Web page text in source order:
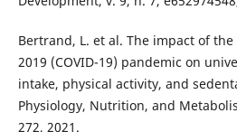
Bertrand, L. et al. The impact of
2019 (COVID-19) pandemic on
intake, physical activity, and
Physiology, Nutrition, and
272, 2021.